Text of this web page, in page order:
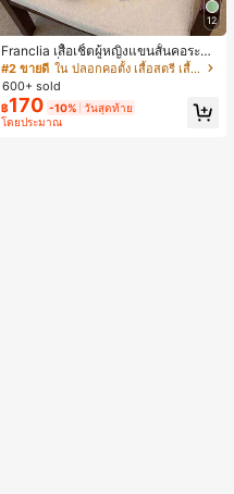
12
Franclia เสื้อเชิ้ตผู้หญิงแขนสั้นคอระบา
ยกระดุมเดี่ยวลายทาง
#2 ขายดี
ใน ปลอกคอตั้ง เสื้อสตรี เสื้อเบลาส์ & Tee
600+ sold
฿170 -10% วันสุดท้าย
โดยประมาณ